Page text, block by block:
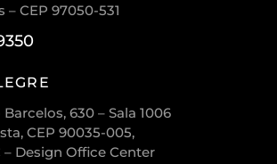
– CEP 97050-531
630 – Sala 1006
CEP 90035-005,
– Design Office Center